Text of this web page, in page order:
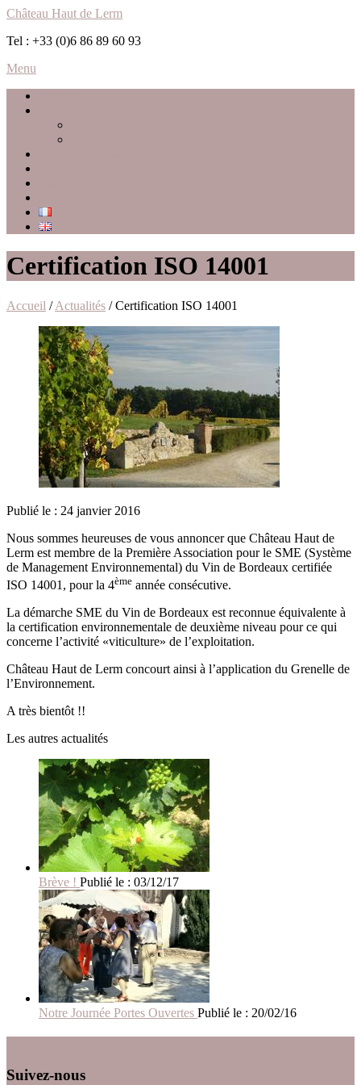
Château Haut de Lerm
Tel : +33 (0)6 86 89 60 93
Menu
Certification ISO 14001
Accueil /Actualités / Certification ISO 14001
Publié le : 24 janvier 2016
Nous sommes heureuses de vous annoncer que Château Haut de
Lerm est membre de la Première Association pour le SME (Système
de Management Environnemental) du Vin de Bordeaux certifiée
ISO 14001, pour la 4ème année consécutive.
La démarche SME du Vin de Bordeaux est reconnue équivalente à
la certification environnementale de deuxième niveau pour ce qui
concerne l’activité «viticulture» de l’exploitation.
Château Haut de Lerm concourt ainsi à l’application du Grenelle de
l’Environnement.
A très bientôt !!
Les autres actualités
Brève ! Publié le : 03/12/17
Notre Journée Portes Ouvertes Publié le : 20/02/16
Suivez-nous